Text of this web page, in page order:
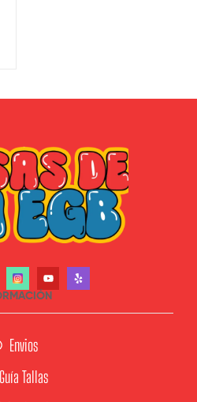
Envios
Guía Tallas